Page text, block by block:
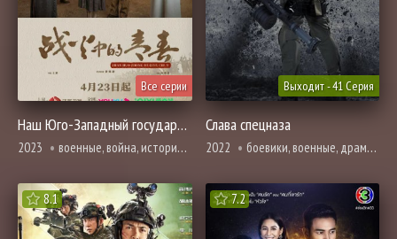
Все серии
Наш Юго-Западный государственный университет
2023 военные, война, история, романтика, про школу и школьников
Выходит - 41 Серия
Слава спецназа
2022 боевики, военные, драма, трагическое прошлое, про молодость и любовь, адаптация новел
8.1 7.2